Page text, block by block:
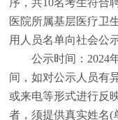
序，共10名考生符合
医院所属基层医疗卫
用人员名单向社会公示
公示时间： 2024
间，如对公示人员有
或来电等形式进行反
者，须提供真实姓名(